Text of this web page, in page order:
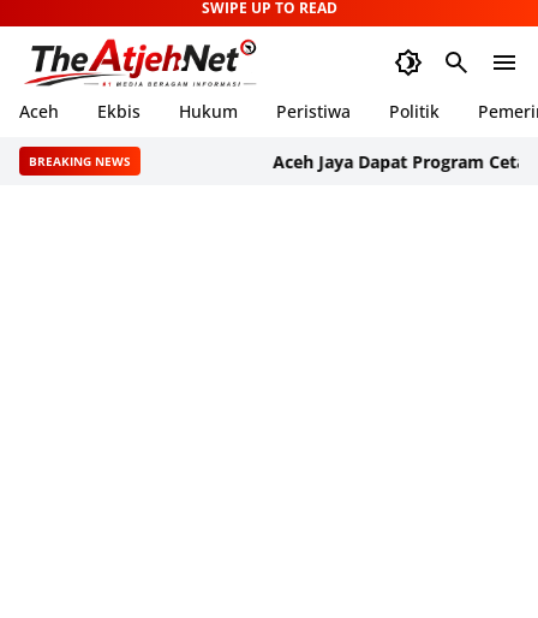
SWIPE UP TO READ
Aceh Ekbis Hukum Peristiwa Politik
BREAKING NEWS Aceh Jaya Dapat Program Cetak